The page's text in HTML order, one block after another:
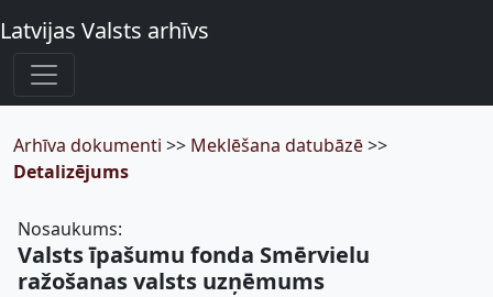
Latvijas Valsts arhīvs
Arhīva dokumenti >> Meklēšana datubāzē>>
Detalizējums
Nosaukums:
Valsts īpašumu fonda Smērvielu
ražošanas valsts uzņēmums